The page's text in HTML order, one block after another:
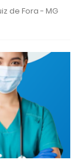
de Fora - MG